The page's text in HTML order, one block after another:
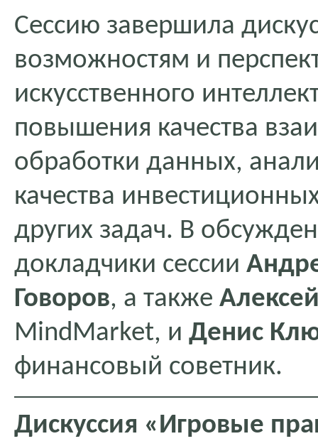
Сессию завершила
возможностям и
искусственного
повышения качества
обработки данных,
качества
других задач. В
докладчики сессии
Говоров, а также
MindMarket, и Денис
финансовый советник.
Дискуссия «Игровые